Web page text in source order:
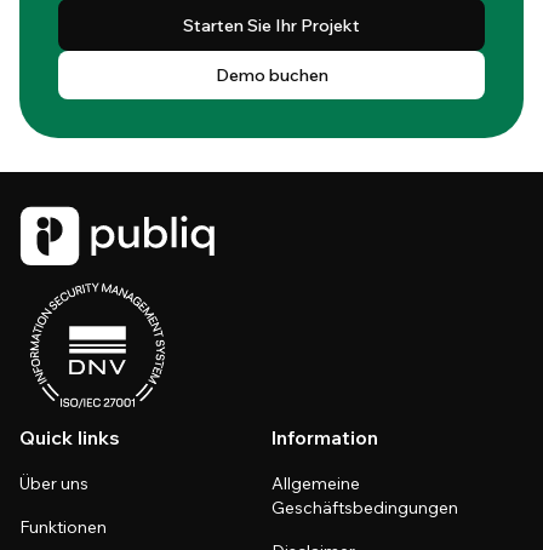
Starten Sie Ihr Projekt
Demo buchen
Quick links
Über uns
Funktionen
Information
Allgemeine
Geschäftsbedingungen